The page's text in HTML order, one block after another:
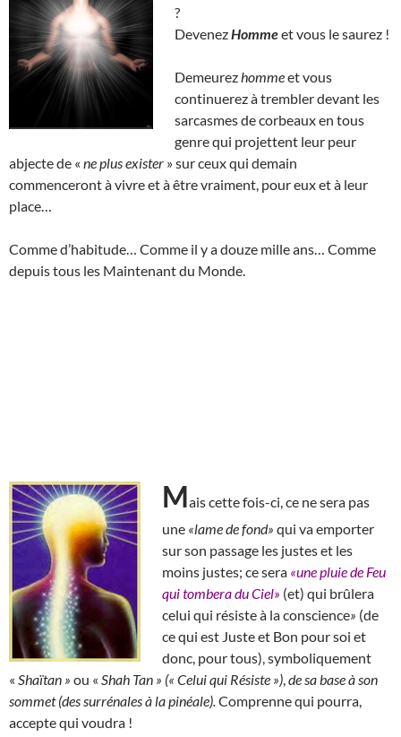
?
DevenezHommeet vous le saurez !
Demeurez hommeet vous
continuerez à trembler devant les
sarcasmes de corbeaux en tous
genre qui projettent leur peur
abjecte de « ne plus exister » sur ceux qui demain
commenceront à vivre et à être vraiment, pour eux et à leur
place…
Comme d’habitude… Comme il y a douze mille ans… Comme
depuis tous les Maintenant du Monde.
Mais cette fois-ci, ce ne sera pas
une «lame de fond» qui va emporter
sur son passage les justes et les
moins justes; ce sera «une pluie de Feu
qui tombera du Ciel» (et) qui brûlera
celui qui résiste à la conscience» (de
ce qui est Juste et Bon pour soi et
donc, pour tous), symboliquement
« Shaïtan » ou « Shah Tan » (« Celui qui Résiste ») de sa base à son
sommet (des surrénales à la pinéale). Comprenne qui pourra,
accepte qui voudra !